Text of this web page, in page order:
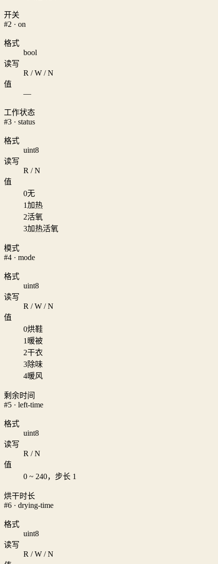
开关
#2 · on
格式
bool
读写
R / W / N
值
—
工作状态
#3 · status
格式
uint8
读写
R / N
值
0无
1加热
2活氧
3加热活氧
模式
#4 · mode
格式
uint8
读写
R / W / N
值
0烘鞋
1 暖被
2干衣
3除味
4暖风
剩余时间
#5 · left-time
格式
uint8
读写
R / N
值
0 ~ 240，步长 1
烘干时长
#6 · drying-time
格式
uint8
读写
R / W / N